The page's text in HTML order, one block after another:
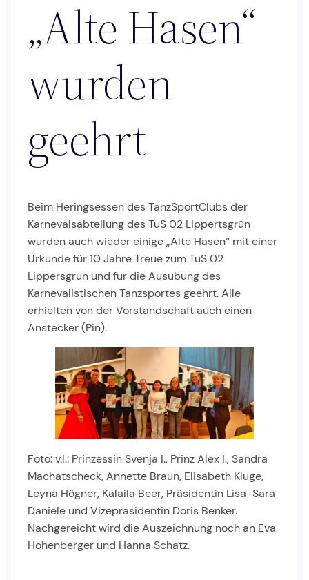
„Alte Hasen“
wurden
geehrt
Beim Heringsessen des TanzSportClubs der
Karnevalsabteilung des TuS 02 Lippertsgrün
wurden auch wieder einige „Alte Hasen“ mit einer
Urkunde für 10 Jahre Treue zum TuS 02
Lippersgrün und für die Ausübung des
Karnevalistischen Tanzsportes geehrt. Alle
erhielten von der Vorstandschaft auch einen
Anstecker (Pin).
Foto: v.l.: Prinzessin Svenja I., Prinz Alex I., Sandra
Machatscheck, Annette Braun, Elisabeth Kluge,
Leyna Högner, Kalaila Beer, Präsidentin Lisa-Sara
Daniele und Vizepräsidentin Doris Benker.
Nachgereicht wird die Auszeichnung noch an Eva
Hohenberger und Hanna Schatz.